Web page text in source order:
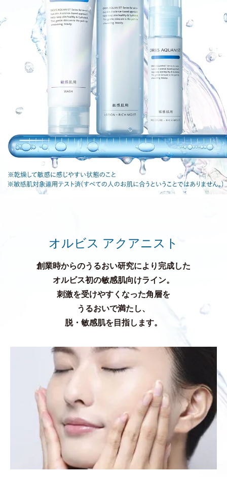
オルビス アクアニスト
創業時からのうるおい研究により完成した
オルビス初の敏感肌向けライン。
刺激を受けやすくなった角層を
うるおいで満たし、
脱・敏感肌を目指します。